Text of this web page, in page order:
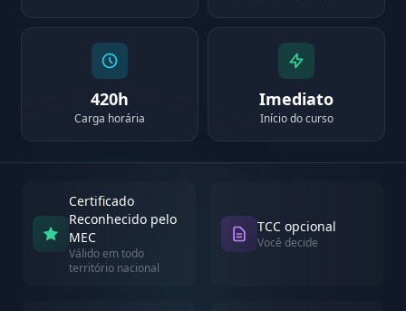
420h
Carga horária
Imediato
Início do curso
Certificado
Reconhecido pelo
MEC
Válido em todo
território nacional
TCC opcional
Você decide